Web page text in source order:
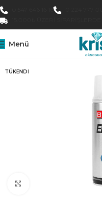
Menü
TÜKENDI
Büyütmek için